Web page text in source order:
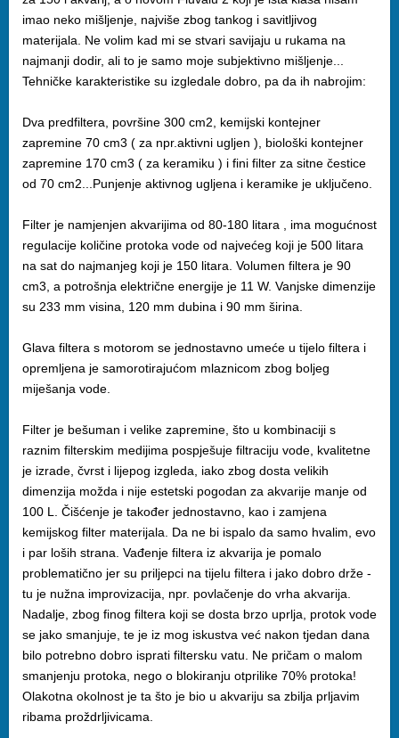
imao neko mišljenje, najviše zbog tankog i savitljivog
materijala. Ne volim kad mi se stvari savijaju u rukama na
najmanji dodir, ali to je samo moje subjektivno mišljenje...
Tehničke karakteristike su izgledale dobro, pa da ih nabrojim:
Dva predfiltera, površine 300 cm2, kemijski kontejner
zapremine 70 cm3 ( za npr.aktivni ugljen ), biološki kontejner
zapremine 170 cm3 ( za keramiku ) i fini filter za sitne čestice
od 70 cm2...Punjenje aktivnog ugljena i keramike je uključeno.
Filter je namjenjen akvarijima od 80-180 litara , ima mogućnost
regulacije količine protoka vode od najvećeg koji je 500 litara
na sat do najmanjeg koji je 150 litara. Volumen filtera je 90
cm3, a potrošnja električne energije je 11 W. Vanjske dimenzije
su 233 mm visina, 120 mm dubina i 90 mm širina.
Glava filtera s motorom se jednostavno umeće u tijelo filtera i
opremljena je samorotirajućom mlaznicom zbog boljeg
miješanja vode.
Filter je bešuman i velike zapremine, što u kombinaciji s
raznim filterskim medijima pospješuje filtraciju vode, kvalitetne
je izrade, čvrst i lijepog izgleda, iako zbog dosta velikih
dimenzija možda i nije estetski pogodan za akvarije manje od
100 L. Čišćenje je također jednostavno, kao i zamjena
kemijskog filter materijala. Da ne bi ispalo da samo hvalim, evo
i par loših strana. Vađenje filtera iz akvarija je pomalo
problematično jer su priljepci na tijelu filtera i jako dobro drže -
tu je nužna improvizacija, npr. povlačenje do vrha akvarija.
Nadalje, zbog finog filtera koji se dosta brzo uprlja, protok vode
se jako smanjuje, te je iz mog iskustva već nakon tjedan dana
bilo potrebno dobro isprati filtersku vatu. Ne pričam o malom
smanjenju protoka, nego o blokiranju otprilike 70% protoka!
Olakotna okolnost je ta što je bio u akvariju sa zbilja prljavim
ribama proždrljivicama.